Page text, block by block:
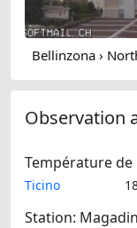
Observation
Température de
Ticino
Station: